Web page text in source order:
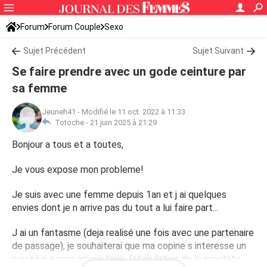
Forum Forum Couple Sexo
Sujet Précédent Sujet Suivant
Se faire prendre avec un gode ceinture par
sa femme
Jeuneh41 - Modifié le 11 oct. 2022 à 11:33
Totoche - 21 juin 2025 à 21:29
Bonjour a tous et a toutes,
Je vous expose mon probleme!
Je suis avec une femme depuis 1an et j ai quelques
envies dont je n arrive pas du tout a lui faire part...
J ai un fantasme (deja realisé une fois avec une partenaire
de passage), je souhaiterai que ma copine s interesse un
peu plus a mon arriere train...(stimulation de la prostate